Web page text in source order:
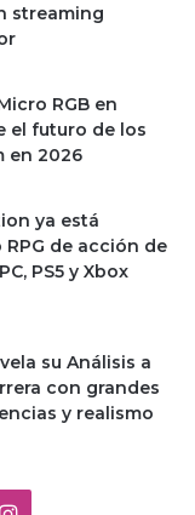
streaming
RGB en
el futuro de los
en 2026
ya está
de acción de
PS5 y Xbox
su Análisis a
con grandes
y realismo